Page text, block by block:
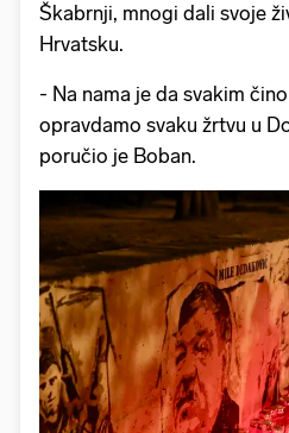
Škabrnji, mnogi dali svoje
Hrvatsku.
- Na nama je da svakim
opravdamo svaku žrtvu u
poručio je Boban.